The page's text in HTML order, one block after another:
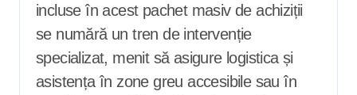
incluse în acest pachet masiv de achiziții
se numără un tren de intervenție
specializat, menit să asigure logistica și
asistența în zone greu accesibile sau în